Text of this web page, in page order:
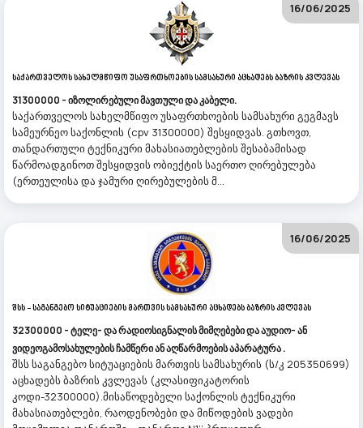
Საქართველოს Სახელმწიფო Უსაფრთხოების Სამსახური Აცხადებს Ბაზრის Კვლევას
31300000 - იზოლირებული მავთული და კაბელი.
16/06/2025
საქართველოს სახელმწიფო უსაფრთხოების სამსახური გეგმავს
სამეურნეო საქონლის (cpv 31300000) შესყიდვას. გთხოვთ,
თანდართული ტექნიკური მახასიათებლების შესაბამისად
წარმოადგინოთ შესყიდვის ობიექტის საერთო ღირებულება
(ერთეულისა და ჯამური ღირებულების მ...
Შსს - Საგანგებო Სიტუაციების Მართვის Სამსახური Აცხადებს Ბაზრის Კვლევას
32300000 - ტელე- და რადიოსიგნალის მიმღებები და აუდიო- ან
ვიდეოგამოსახულების ჩამწერი ან აღწარმოების აპარატურა .
16/06/2025
შსს საგანგებო სიტუაციების მართვის სამსახურის (ს/კ 205350699)
აცხადებს ბაზრის კვლევას (კლასიფიკატორის
კოდი-32300000).მისაწოდებელი საქონლის ტექნიკური
მახასიათებლები, რაოდენობები და მიწოდების ვადები